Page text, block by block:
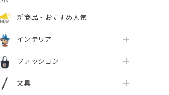
新商品・おすすめ人気
インテリア
ファッション
文具